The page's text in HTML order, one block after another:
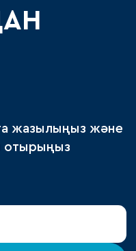
жазылыңыз және
отырыңыз